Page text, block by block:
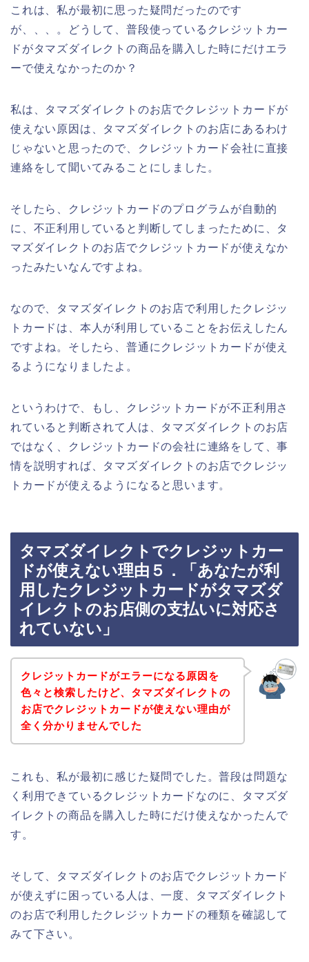
これは、私が最初に思った疑問だったのです
が、、、。どうして、普段使っているクレジットカー
ドがタマズダイレクトの商品を購入した時にだけエラ
ーで使えなかったのか？
私は、タマズダイレクトのお店でクレジットカードが
使えない原因は、タマズダイレクトのお店にあるわけ
じゃないと思ったので、クレジットカード会社に直接
連絡をして聞いてみることにしました。
そしたら、クレジットカードのプログラムが自動的
に、不正利用していると判断してしまったために、タ
マズダイレクトのお店でクレジットカードが使えなか
ったみたいなんですよね。
なので、タマズダイレクトのお店で利用したクレジッ
トカードは、本人が利用していることをお伝えしたん
ですよね。そしたら、普通にクレジットカードが使え
るようになりましたよ。
というわけで、もし、クレジットカードが不正利用さ
れていると判断されて人は、タマズダイレクトのお店
ではなく、クレジットカードの会社に連絡をして、事
情を説明すれば、タマズダイレクトのお店でクレジッ
トカードが使えるようになると思います。
タマズダイレクトでクレジットカー
ドが使えない理由５．「あなたが利
用したクレジットカードがタマズダ
イレクトのお店側の支払いに対応さ
れていない」
クレジットカードがエラーになる原因を
色々と検索したけど、タマズダイレクトの
お店でクレジットカードが使えない理由が
全く分かりませんでした
これも、私が最初に感じた疑問でした。普段は問題な
く利用できているクレジットカードなのに、タマズダ
イレクトの商品を購入した時にだけ使えなかったんで
す。
そして、タマズダイレクトのお店でクレジットカード
が使えずに困っている人は、一度、タマズダイレクト
のお店で利用したクレジットカードの種類を確認して
みて下さい。